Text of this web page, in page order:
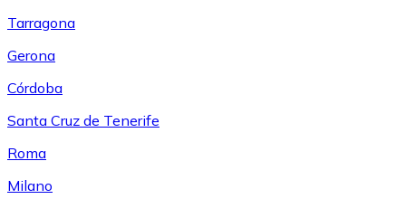
Tarragona
Gerona
Córdoba
Santa Cruz de Tenerife
Roma
Milano